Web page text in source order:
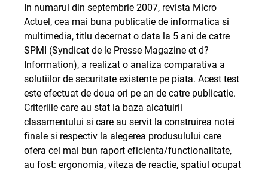
In numarul din septembrie 2007, revista Micro
Actuel, cea mai buna publicatie de informatica si
multimedia, titlu decernat o data la 5 ani de catre
SPMI (Syndicat de le Presse Magazine et d?
Information), a realizat o analiza comparativa a
solutiilor de securitate existente pe piata. Acest test
este efectuat de doua ori pe an de catre publicatie.
Criteriile care au stat la baza alcatuirii
clasamentului si care au servit la construirea notei
finale si respectiv la alegerea produsulului care
ofera cel mai bun raport eficienta/functionalitate,
au fost: ergonomia, viteza de reactie, spatiul ocupat